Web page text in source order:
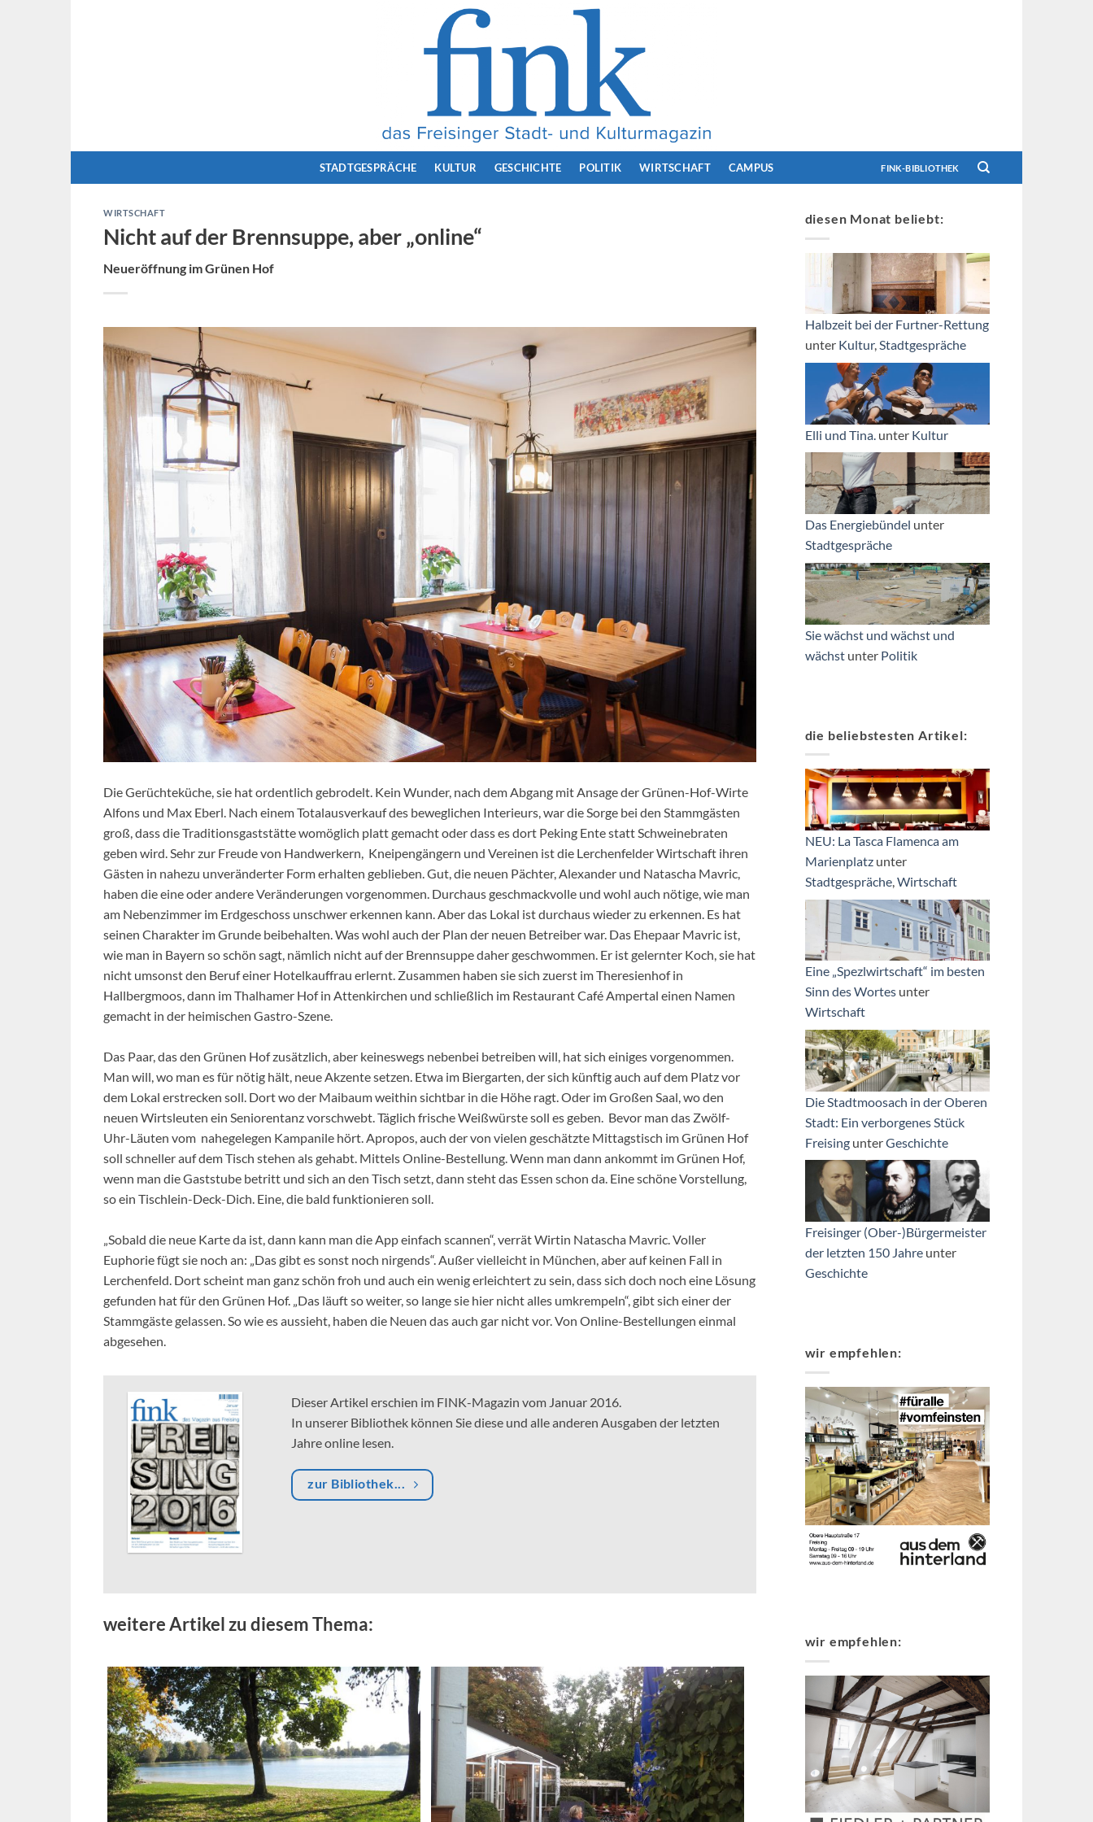
STADTGESPRÄCHE KULTUR GESCHICHTE POLITIK WIRTSCHAFT CAMPUS FINK-BIBLIOTHEK
WIRTSCHAFT
Nicht auf der Brennsuppe, aber „online“
Neueröffnung im Grünen Hof
Die Gerüchteküche, sie hat ordentlich gebrodelt. Kein Wunder, nach dem Abgang mit Ansage der Grünen-Hof-Wirte
Alfons und Max Eberl. Nach einem Totalausverkauf des beweglichen Interieurs, war die Sorge bei den Stammgästen
groß, dass die Traditionsgaststätte womöglich platt gemacht oder dass es dort Peking Ente statt Schweinebraten
geben wird. Sehr zur Freude von Handwerkern, Kneipengängern und Vereinen ist die Lerchenfelder Wirtschaft ihren
Gästen in nahezu unveränderter Form erhalten geblieben. Gut, die neuen Pächter, Alexander und Natascha Mavric,
haben die eine oder andere Veränderungen vorgenommen. Durchaus geschmackvolle und wohl auch nötige, wie man
am Nebenzimmer im Erdgeschoss unschwer erkennen kann. Aber das Lokal ist durchaus wieder zu erkennen. Es hat
seinen Charakter im Grunde beibehalten. Was wohl auch der Plan der neuen Betreiber war. Das Ehepaar Mavric ist,
wie man in Bayern so schön sagt, nämlich nicht auf der Brennsuppe daher geschwommen. Er ist gelernter Koch, sie hat
nicht umsonst den Beruf einer Hotelkauffrau erlernt. Zusammen haben sie sich zuerst im Theresienhof in
Hallbergmoos, dann im Thalhamer Hof in Attenkirchen und schließlich im Restaurant Café Ampertal einen Namen
gemacht in der heimischen Gastro-Szene.
Das Paar, das den Grünen Hof zusätzlich, aber keineswegs nebenbei betreiben will, hat sich einiges vorgenommen.
Man will, wo man es für nötig hält, neue Akzente setzen. Etwa im Biergarten, der sich künftig auch auf dem Platz vor
dem Lokal erstrecken soll. Dort wo der Maibaum weithin sichtbar in die Höhe ragt. Oder im Großen Saal, wo den
neuen Wirtsleuten ein Seniorentanz vorschwebt. Täglich frische Weißwürste soll es geben. Bevor man das Zwölf-
Uhr-Läuten vom nahegelegen Kampanile hört. Apropos, auch der von vielen geschätzte Mittagstisch im Grünen Hof
soll schneller auf dem Tisch stehen als gehabt. Mittels Online-Bestellung. Wenn man dann ankommt im Grünen Hof,
wenn man die Gaststube betritt und sich an den Tisch setzt, dann steht das Essen schon da. Eine schöne Vorstellung,
so ein Tischlein-Deck-Dich. Eine, die bald funktionieren soll.
„Sobald die neue Karte da ist, dann kann man die App einfach scannen“, verrät Wirtin Natascha Mavric. Voller
Euphorie fügt sie noch an: „Das gibt es sonst noch nirgends“. Außer vielleicht in München, aber auf keinen Fall in
Lerchenfeld. Dort scheint man ganz schön froh und auch ein wenig erleichtert zu sein, dass sich doch noch eine Lösung
gefunden hat für den Grünen Hof. „Das läuft so weiter, so lange sie hier nicht alles umkrempeln“, gibt sich einer der
Stammgäste gelassen. So wie es aussieht, haben die Neuen das auch gar nicht vor. Von Online-Bestellungen einmal
abgesehen.
Dieser Artikel erschien im FINK-Magazin vom Januar 2016.
In unserer Bibliothek können Sie diese und alle anderen Ausgaben der letzten
Jahre online lesen.
zur Bibliothek...
weitere Artikel zu diesem Thema:
diesen Monat beliebt:
Halbzeit bei der Furtner-Rettung
unter Kultur,Stadtgespräche
Elli und Tina. unter Kultur
Das Energiebündel unter
Stadtgespräche
Sie wächst und wächst und
wächst unter Politik
die beliebstesten Artikel:
NEU: La Tasca Flamenca am
Marienplatz unter
Stadtgespräche,Wirtschaft
Eine „Spezlwirtschaft“ im besten
Sinn des Wortes unter
Wirtschaft
Die Stadtmoosach in der Oberen
Stadt: Ein verborgenes Stück
Freising unterGeschichte
Freisinger (Ober-)Bürgermeister
der letzten 150 Jahre unter
Geschichte
wir empfehlen:
wir empfehlen: